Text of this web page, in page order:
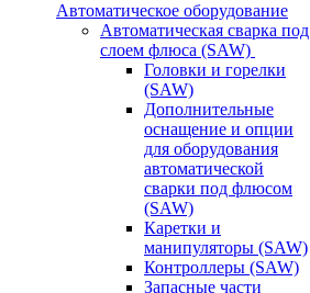
Автоматическое оборудование
Автоматическая сварка под
слоем флюса (SAW)
Головки и горелки
(SAW)
Дополнительные
оснащение и опции
для оборудования
автоматической
сварки под флюсом
(SAW)
Каретки и
манипуляторы (SAW)
Контроллеры (SAW)
Запасные части